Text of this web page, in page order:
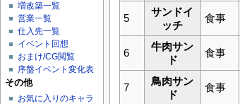
増改築一覧
営業一覧
仕入先一覧
イベント回想
おまけ/CG閲覧
序盤イベント変化表
その他
お気に入りのキャラ
5
サンドイ
ッチ
食事
6
牛肉サン
ド
食事
7
鳥肉サン
ド
食事